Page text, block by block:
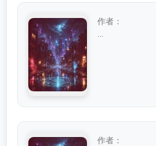
作者：
作者：